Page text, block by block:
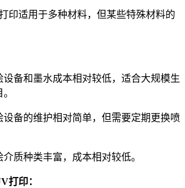
适用于多种材料，但某些特殊材料的
和墨水成本相对较低，适合大规模生
备的维护相对简单，但需要定期更换喷
种类丰富，成本相对较低。
印：